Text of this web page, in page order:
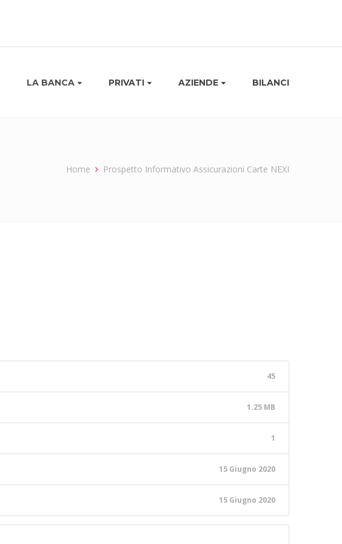
LA BANCA PRIVATI AZIENDE BILANCI
Home Prospetto Informativo Assicurazioni Carte NEXI
45
1.25 MB
1
15 Giugno 2020
15 Giugno 2020